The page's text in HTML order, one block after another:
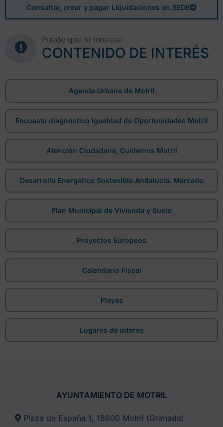
Consultar, crear y pagar Liquidaciones en SEDE
Puede que te interese
CONTENIDO DE INTERÉS
Agenda Urbana de Motril
Encuesta diagnóstico Igualdad de Oportunidades Motril
Atención Ciudadana, Cuidemos Motril
Desarrollo Energético Sostenible Andalucía. Mercado
Plan Municipal de Vivienda y Suelo
Proyectos Europeos
Calendario Fiscal
Playas
Lugares de interés
AYUNTAMIENTO DE MOTRIL
Plaza de España 1, 18600 Motril (Granada)​